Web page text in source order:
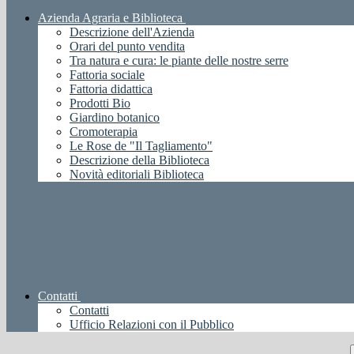
Azienda Agraria e Biblioteca
Descrizione dell'Azienda
Orari del punto vendita
Tra natura e cura: le piante delle nostre serre
Fattoria sociale
Fattoria didattica
Prodotti Bio
Giardino botanico
Cromoterapia
Le Rose de "Il Tagliamento"
Descrizione della Biblioteca
Novità editoriali Biblioteca
Contatti
Contatti
Ufficio Relazioni con il Pubblico